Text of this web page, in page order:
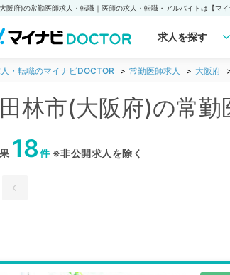
求人を探す
・転職のマイナビDOCTOR 常勤医師求人 大阪府
林市(大阪府)の常勤
18件※非公開求人を除く